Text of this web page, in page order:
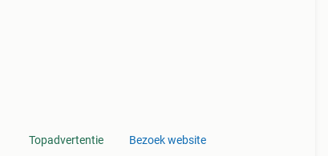
Topadvertentie Bezoek website